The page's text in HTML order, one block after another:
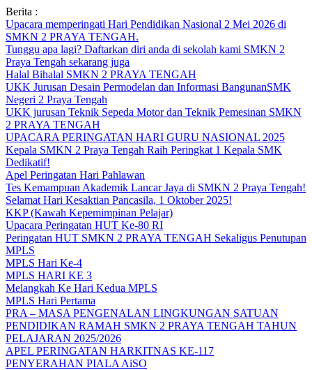
Skip
to
content
Berita :
Upacara memperingati Hari Pendidikan Nasional 2 Mei 2026 di
SMKN 2 PRAYA TENGAH.
Tunggu apa lagi? Daftarkan diri anda di sekolah kami SMKN 2
Praya Tengah sekarang juga
Halal Bihalal SMKN 2 PRAYA TENGAH
UKK Jurusan Desain Permodelan dan Informasi BangunanSMK
Negeri 2 Praya Tengah
UKK jurusan Teknik Sepeda Motor dan Teknik Pemesinan SMKN
2 PRAYA TENGAH
UPACARA PERINGATAN HARI GURU NASIONAL 2025
Kepala SMKN 2 Praya Tengah Raih Peringkat 1 Kepala SMK
Dedikatif!
Apel Peringatan Hari Pahlawan
Tes Kemampuan Akademik Lancar Jaya di SMKN 2 Praya Tengah!
Selamat Hari Kesaktian Pancasila, 1 Oktober 2025!
KKP (Kawah Kepemimpinan Pelajar)
Upacara Peringatan HUT Ke-80 RI
Peringatan HUT SMKN 2 PRAYA TENGAH Sekaligus Penutupan
MPLS
MPLS Hari Ke-4
MPLS HARI KE 3
Melangkah Ke Hari Kedua MPLS
MPLS Hari Pertama
PRA – MASA PENGENALAN LINGKUNGAN SATUAN
PENDIDIKAN RAMAH SMKN 2 PRAYA TENGAH TAHUN
PELAJARAN 2025/2026
APEL PERINGATAN HARKITNAS KE-117
PENYERAHAN PIALA AiSO